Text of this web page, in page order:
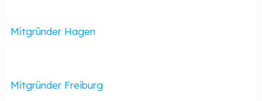
Mitgründer Hagen
Mitgründer Freiburg